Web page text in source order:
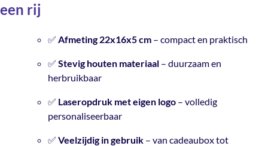
een rij
✅ Afmeting 22x16x5 cm – compact en praktisch
✅ Stevig houten materiaal – duurzaam en
herbruikbaar
✅ Laseropdruk met eigen logo – volledig
personaliseerbaar
✅ Veelzijdig in gebruik – van cadeaubox tot